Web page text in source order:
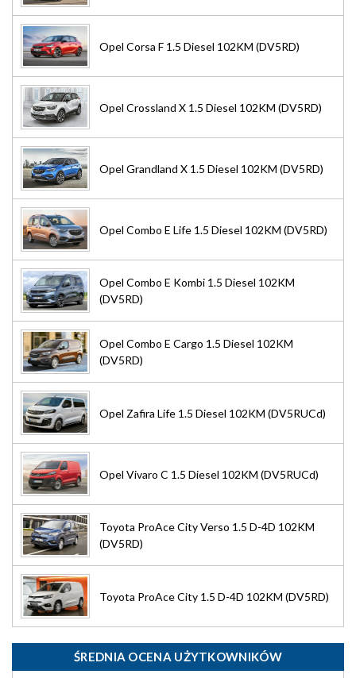
Opel Corsa F 1.5 Diesel 102KM (DV5RD)
Opel Crossland X 1.5 Diesel 102KM (DV5RD)
Opel Grandland X 1.5 Diesel 102KM (DV5RD)
Opel Combo E Life 1.5 Diesel 102KM (DV5RD)
Opel Combo E Kombi 1.5 Diesel 102KM
(DV5RD)
Opel Combo E Cargo 1.5 Diesel 102KM
(DV5RD)
Opel Zafira Life 1.5 Diesel 102KM (DV5RUCd)
Opel Vivaro C 1.5 Diesel 102KM (DV5RUCd)
Toyota ProAce City Verso 1.5 D-4D 102KM
(DV5RD)
Toyota ProAce City 1.5 D-4D 102KM (DV5RD)
ŚREDNIA OCENA UŻYTKOWNIKÓW